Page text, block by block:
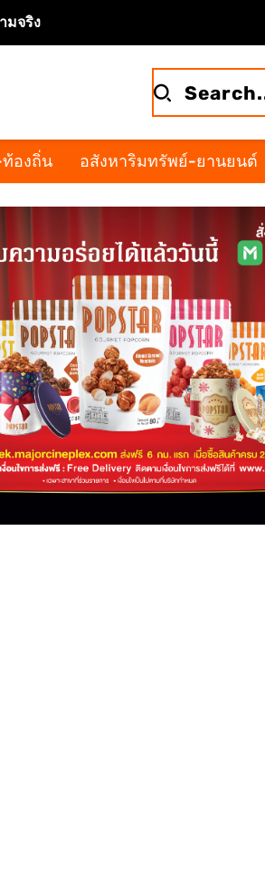
มจริง
ท้องถิ่น อสังหาริมทรัพย์-ยานยนต์